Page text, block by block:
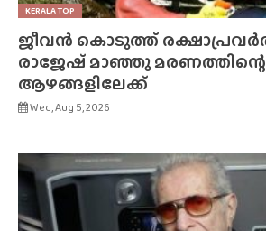
KERALA TOP
ജീവൻ കൊടുത്ത്
രാജേഷ് മാഞ്ഞു മരണത്തിന്റെ
ആഴങ്ങളിലേക്ക്
Wed, Aug 5, 2026